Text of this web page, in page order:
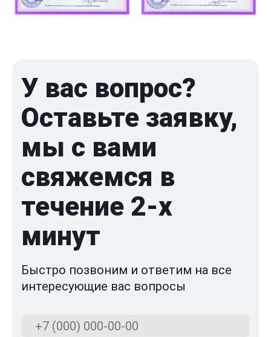
У вас вопрос?
Оставьте заявку,
мы с вами
свяжемся в
течение 2-x
минут
Быстро позвоним и ответим на все
интересующие вас вопросы